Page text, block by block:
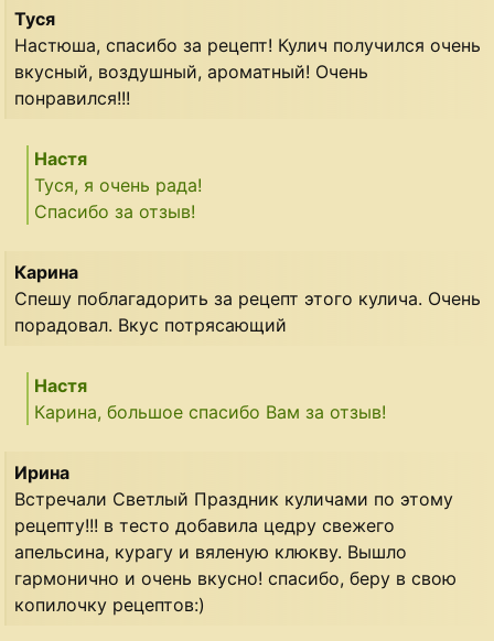
Туся
Настюша, спасибо за рецепт! Кулич получился очень
вкусный, воздушный, ароматный! Очень
понравился!!!
Настя
Туся, я очень рада!
Спасибо за отзыв!
Карина
Спешу поблагадорить за рецепт этого кулича. Очень
порадовал. Вкус потрясающий
Настя
Карина, большое спасибо Вам за отзыв!
Ирина
Встречали Светлый Праздник куличами по этому
рецепту!!! в тесто добавила цедру свежего
апельсина, курагу и вяленую клюкву. Вышло
гармонично и очень вкусно! спасибо, беру в свою
копилочку рецептов:)